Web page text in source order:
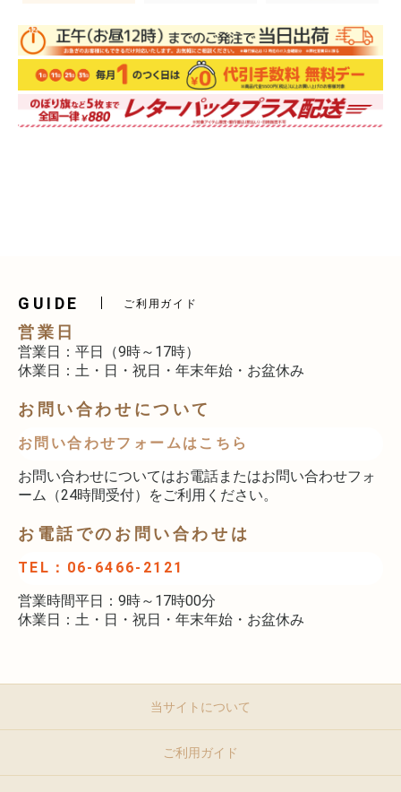
GUIDE ご利用ガイド
営業日
営業日：平日（9時～17時）
休業日：土・日・祝日・年末年始・お盆休み
お問い合わせについて
お問い合わせフォームはこちら
お問い合わせについてはお電話またはお問い合わせフォ
ーム（24時間受付）をご利用ください。
お電話でのお問い合わせは
TEL：06-6466-2121
営業時間平日：9時～17時00分
休業日：土・日・祝日・年末年始・お盆休み
当サイトについて
ご利用ガイド